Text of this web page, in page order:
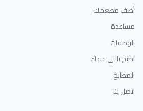
أضف مطعمك
مساعدة
الوصفات
اطبخ باللي عندك
المطابخ
اتصل بنا